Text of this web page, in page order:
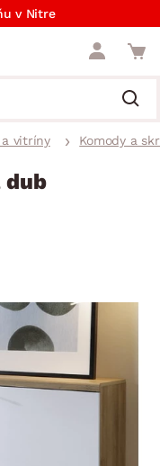
v Nitre
a vitríny Komody a
dub